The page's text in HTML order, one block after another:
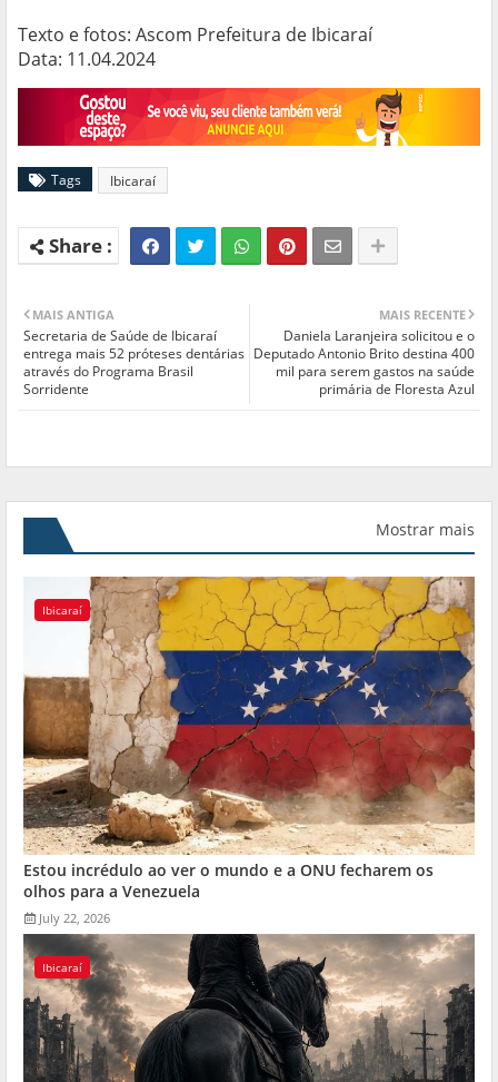
Texto e fotos: Ascom Prefeitura de Ibicaraí
Data: 11.04.2024
Tags Ibicaraí
MAIS RECENTE
Daniela Laranjeira solicitou e o
Deputado Antonio Brito destina 400
mil para serem gastos na saúde
primária de Floresta Azul
MAIS ANTIGA
Secretaria de Saúde de Ibicaraí
entrega mais 52 próteses dentárias
através do Programa Brasil
Sorridente
Mostrar mais
Ibicaraí
Estou incrédulo ao ver o mundo e a ONU fecharem os
olhos para a Venezuela
July 22, 2026
Ibicaraí